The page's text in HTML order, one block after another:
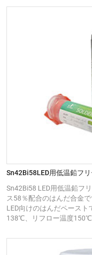
Sn42Bi58LED用低温鉛フ
Sn42Bi58 LED用低温鉛フ
ス58％配合のはんだ合金
LED向けのはんだペース
138℃、リフロー温度150℃